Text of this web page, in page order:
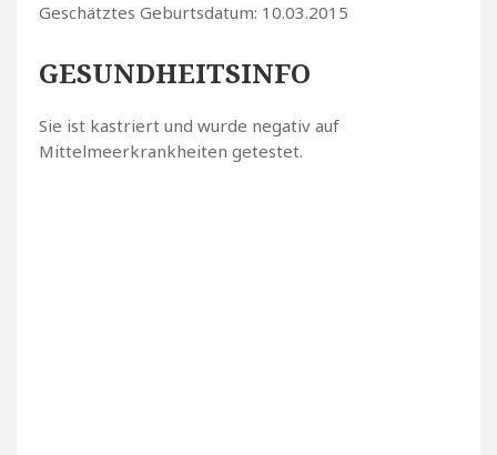
Geschätztes Geburtsdatum: 10.03.2015
GESUNDHEITSINFO
Sie ist kastriert und wurde negativ auf
Mittelmeerkrankheiten getestet.